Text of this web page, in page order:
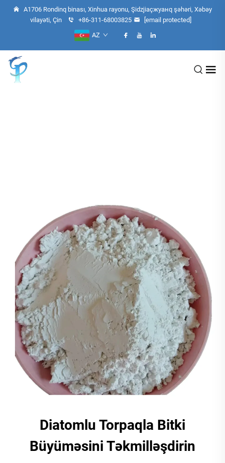
A1706 Rondinq binası, Xinhua rayonu, Şidzjiaçжуанq şəhəri, Xəbəy
vilayəti, Çin
+86-311-68003825
[email protected]
AZ
Diatomlu Torpaqla Bitki
Büyüməsini Təkmilləşdirin